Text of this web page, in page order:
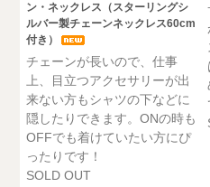
ン・ネックレス（スターリングシ
ルバー製チェーンネックレス60cm
付き）
チェーンが長いので、仕事
上、目立つアクセサリーが出
来ない方もシャツの下などに
隠したりできます。ONの時も
OFFでも着けていたい方にぴ
ったりです！
SOLD OUT